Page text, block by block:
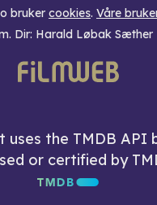
bruker cookies. Våre
Dir: Harald Løbak Sæther
uses the TMDB API
or certified by